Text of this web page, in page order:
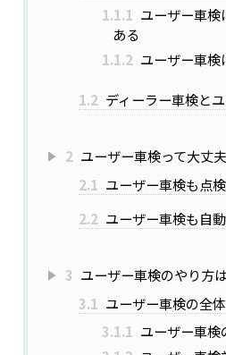
1.1.1 ユーザー車
ある
1.1.2 ユーザー車検
1.2 ディーラー車検と
2 ユーザー車検って大丈
2.1 ユーザー車検も点
2.2 ユーザー車検も自
3 ユーザー車検のやり方は
3.1 ユーザー車検の全
3.1.1 ユーザー車検